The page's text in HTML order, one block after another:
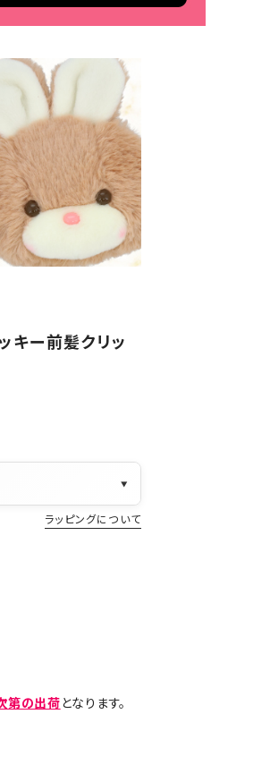
キー前髪クリッ
▼
ラッピングについて
第の出荷となります。